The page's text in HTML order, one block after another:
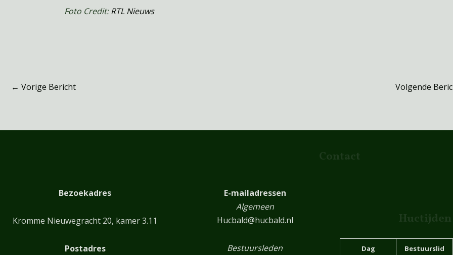
Foto Credit:RTL Nieuws
← Vorige Bericht Volgende
Contact
Bezoekadres
Kromme Nieuwegracht 20, kamer 3.11
Postadres
E-mailadressen
Algemeen
Hucbald@hucbald.nl
Bestuursleden
Huctijden
Dag Bestuurslid